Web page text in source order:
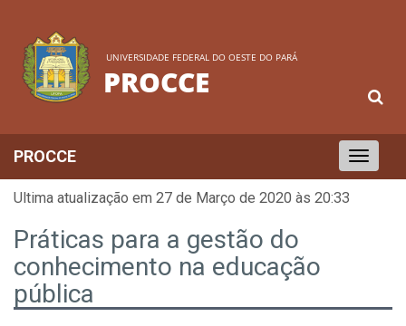
UNIVERSIDADE FEDERAL DO OESTE DO PARÁ
PROCCE
Toggle
navigation
PROCCE
Ultima atualização em 27 de Março de 2020 às 20:33
Práticas para a gestão do
conhecimento na educação
pública